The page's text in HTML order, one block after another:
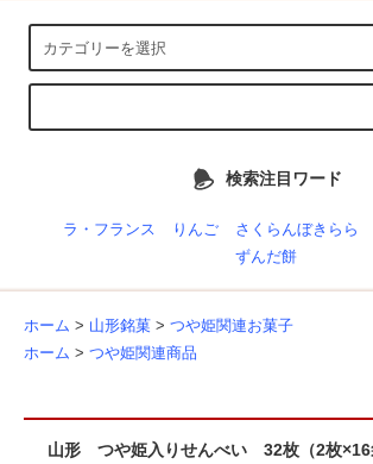
検索注目ワード
ラ・フランス りんご さくらんぼきらら
ずんだ餅
ホーム > 山形銘菓 > つや姫関連お菓子
ホーム > つや姫関連商品
山形 つや姫入りせんべい 32枚（2枚×16